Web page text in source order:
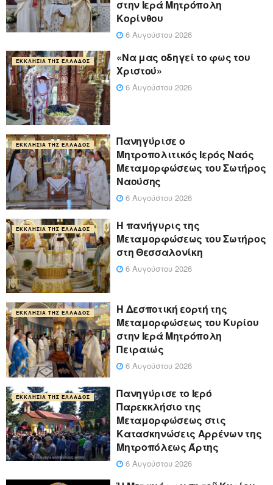
στην Ιερά Μητρόπολη
Κορίνθου
6 Αυγούστου 2026
ΕΚΚΛΗΣΊΑ ΤΗΣ ΕΛΛΆΔΟΣ
«Να μας οδηγεί το φως του
Χριστού»
6 Αυγούστου 2026
ΕΚΚΛΗΣΊΑ ΤΗΣ ΕΛΛΆΔΟΣ
Πανηγύρισε ο
Μητροπολιτικός Ιερός Ναός
Μεταμορφώσεως του Σωτήρος
Ναούσης
6 Αυγούστου 2026
ΕΚΚΛΗΣΊΑ ΤΗΣ ΕΛΛΆΔΟΣ
Η πανήγυρις της
Μεταμορφώσεως του Σωτήρος
στη Θεσσαλονίκη
6 Αυγούστου 2026
ΕΚΚΛΗΣΊΑ ΤΗΣ ΕΛΛΆΔΟΣ
Η Δεσποτική εορτή της
Μεταμορφώσεως του Κυρίου
στην Ιερά Μητρόπολη
Πειραιώς
6 Αυγούστου 2026
ΕΚΚΛΗΣΊΑ ΤΗΣ ΕΛΛΆΔΟΣ
Πανηγύρισε το Ιερό
Παρεκκλήσιο της
Μεταμορφώσεως στις
Κατασκηνώσεις Αρρένων της
Μητροπόλεως Άρτης
6 Αυγούστου 2026